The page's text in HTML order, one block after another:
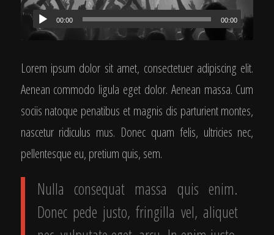
00:00 00:00
Lorem ipsum dolor sit amet, consectetuer adipiscing elit.
Aenean commodo ligula eget dolor. Aenean massa. Cum
sociis natoque penatibus et magnis dis parturient montes,
nascetur ridiculus mus. Donec quam felis, ultricies nec,
pellentesque eu, pretium quis, sem.
Nulla consequat massa quis enim.
Donec pede justo, fringilla vel, aliquet